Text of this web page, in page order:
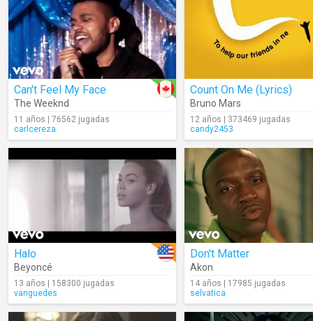
Can't Feel My Face
The Weeknd
11 años | 76562 jugadas
carlcereza
Count On Me (Lyrics)
Bruno Mars
12 años | 373469 jugadas
candy2453
Halo
Beyoncé
13 años | 158300 jugadas
vanguedes
Don't Matter
Akon
14 años | 17985 jugadas
selvatica